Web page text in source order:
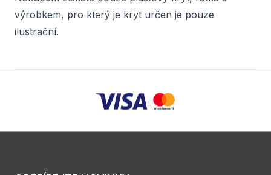
výrobkem, pro který je kryt určen je pouze
ilustrační.